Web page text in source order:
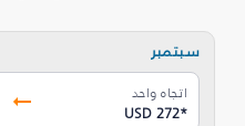
سبتمبر
اتجاه واحد
USD 272*